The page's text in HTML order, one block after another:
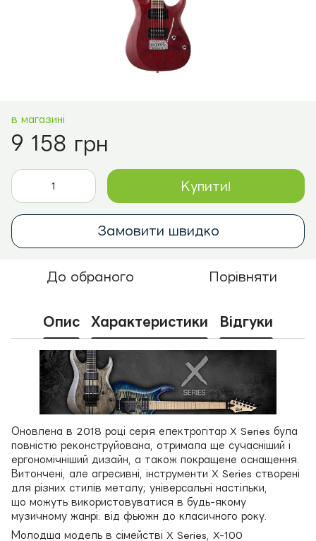
в магазині
9 158 грн
Купити!
Замовити швидко
До обраного Порівняти
Опис Характеристики Відгуки
Оновлена в 2018 році серія електрогітар X Series була
повністю реконструйована, отримала ще сучасніший і
ергономічніший дизайн, а також покращене оснащення.
Витончені, але агресивні, інструменти X Series створені
для різних стилів металу; універсальні настільки,
що можуть використовуватися в будь-якому
музичному жанрі: від фьюжн до класичного року.
Молодша модель в сімействі X Series, X-100